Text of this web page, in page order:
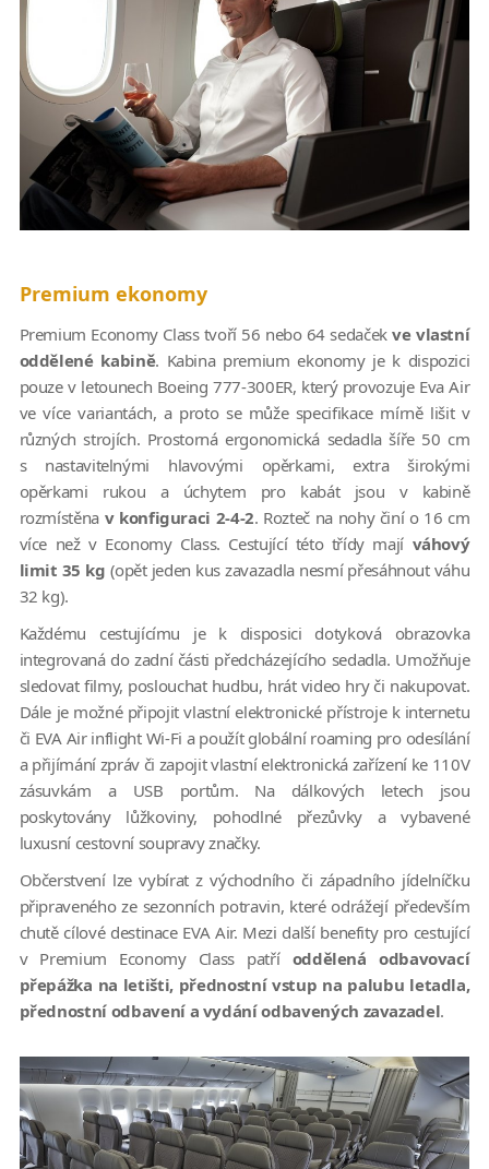
Premium ekonomy
Premium Economy Class tvoří 56 nebo 64 sedačekve vlastní
oddělené kabině. Kabina premium ekonomy je k dispozici
pouze v letounech Boeing 777-300ER, který provozuje Eva Air
ve více variantách, a proto se může specifikace mírně lišit v
různých strojích. Prostorná ergonomická sedadla šíře 50 cm
s nastavitelnými hlavovými opěrkami, extra širokými
opěrkami rukou a úchytem pro kabát jsou v kabině
rozmístěna v konfiguraci 2-4-2. Rozteč na nohy činí o 16 cm
více než v Economy Class. Cestující této třídy mají váhový
limit 35 kg (opět jeden kus zavazadla nesmí přesáhnout váhu
32 kg).
Každému cestujícímu je k disposici dotyková obrazovka
integrovaná do zadní části předcházejícího sedadla. Umožňuje
sledovat filmy, poslouchat hudbu, hrát video hry či nakupovat.
Dále je možné připojit vlastní elektronické přístroje k internetu
či EVA Air inflight Wi-Fi a použít globální roaming pro odesílání
a přijímání zpráv či zapojit vlastní elektronická zařízení ke 110V
zásuvkám a USB portům. Na dálkových letech jsou
poskytovány lůžkoviny, pohodlné přezůvky a vybavené
luxusní cestovní soupravy značky.
Občerstvení lze vybírat z východního či západního jídelníčku
připraveného ze sezonních potravin, které odrážejí především
chutě cílové destinace EVA Air. Mezi další benefity pro cestující
v Premium Economy Class patří oddělená odbavovací
přepážka na letišti, přednostní vstup na palubu letadla,
přednostní odbavení a vydání odbavených zavazadel.